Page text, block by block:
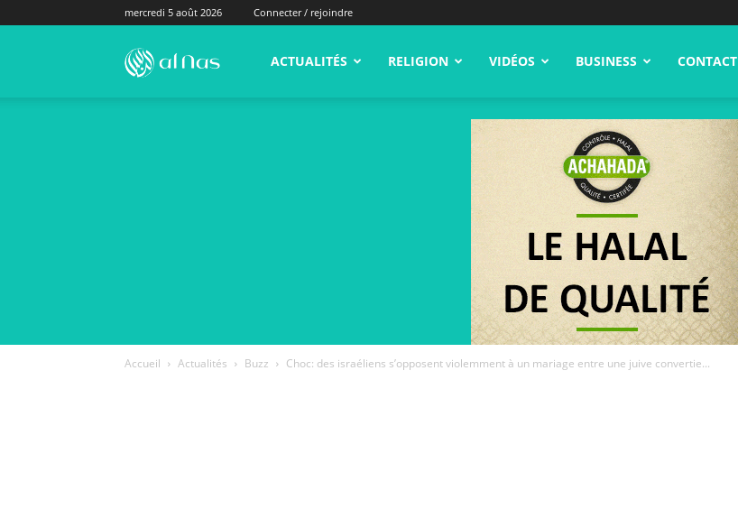
mercredi 5 août 2026 Connecter / rejoindre
alNas.fr ACTUALITÉS RELIGION VIDÉOS BUSINESS CONTACT
Accueil Actualités Buzz Choc: des israéliens s’opposent violemment à un mariage entre une juive convertie...